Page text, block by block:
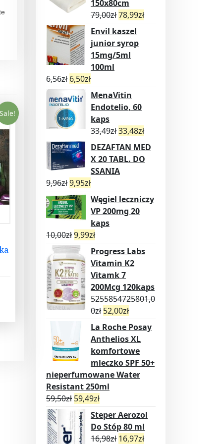
Sale!
150x80cm
79,00zł78,99zł
Envil kaszel
junior syrop
15mg/5ml
100ml
6,56zł 6,50zł
MenaVitin
Endotelio, 60
kaps
33,49zł33,48zł
DEZAFTAN MED
X 20 TABL. DO
SSANIA
9,96zł9,95zł
Węgiel leczniczy
VP 200mg 20
kaps
10,00zł9,99zł
Progress Labs
Vitamin K2
Vitamk 7
200Mcg 120kaps
5255854725801,0
0zł 52,00zł
La Roche Posay
Anthelios XL
komfortowe
mleczko SPF 50+
nieperfumowane Water
Resistant 250ml
59,50zł 59,49zł
Steper Aerozol
Do Stóp 80 ml
16,98zł 16,97zł